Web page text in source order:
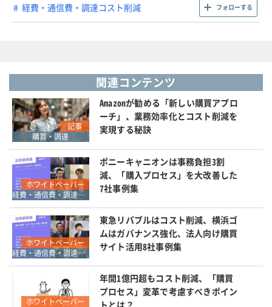
経費・通信費・調達コスト削減 フォローする
関連コンテンツ
記事
購買・調達
Amazonが勧める「新しい購買アプロ
ーチ」、業務効率化とコスト削減を
実現する秘訣
ホワイトペーパー
経費・通信費・調達コスト削減
ポニーキャニオンは事務負担3割
減、「購入プロセス」を大改善した
7社事例集
ホワイトペーパー
経費・通信費・調達コスト削減
東急リバブルはコスト削減、横浜ゴ
ムはガバナンス強化、法人向け購買
サイト活用8社事例集
ホワイトペーパー
年間1億円超もコスト削減、「購買
プロセス」変革で考慮すべきポイン